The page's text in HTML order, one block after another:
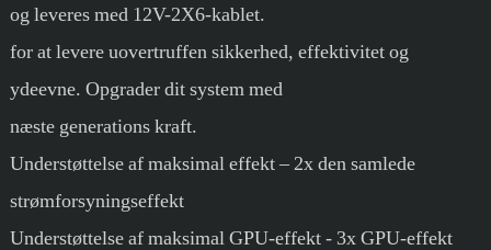
og leveres med 12V-2X6-kablet.
for at levere uovertruffen sikkerhed, effektivitet og
ydeevne. Opgrader dit system med
næste generations kraft.
Understøttelse af maksimal effekt – 2x den samlede
strømforsyningseffekt
Understøttelse af maksimal GPU-effekt - 3x GPU-effekt